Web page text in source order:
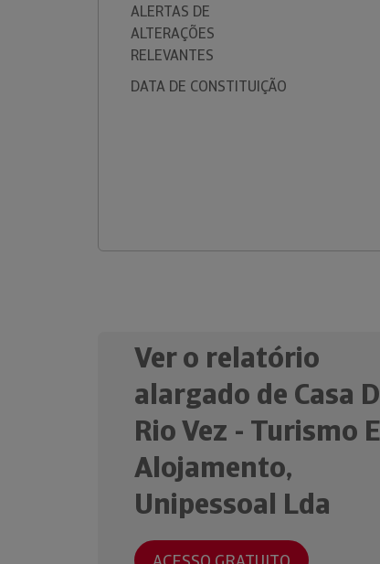
ALERTAS DE
ALTERAÇÕES
RELEVANTES
DATA DE CONSTITUIÇÃO
Ver o relatório
alargado de Casa
Rio Vez - Turismo E
Alojamento,
Unipessoal Lda